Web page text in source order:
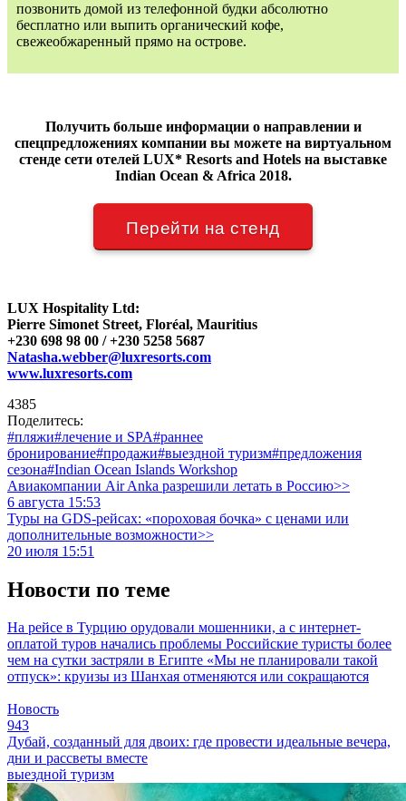
позвонить домой из телефонной будки абсолютно
бесплатно или выпить органический кофе,
свежеобжаренный прямо на острове.
Получить больше информации о направлении и
спецпредложениях компании вы можете на виртуальном
стенде сети отелей LUX* Resorts and Hotels на выставке
Indian Ocean & Africa 2018.
Перейти на стенд
LUX Hospitality Ltd:
Pierre Simonet Street, Floréal, Mauritius
+230 698 98 00 / +230 5258 5687
Natasha.webber@luxresorts.com
www.luxresorts.com
4385
Поделитесь:
#пляжи#лечение и SPA#раннее
бронирование#продажи#выездной туризм#предложения
сезона#Indian Ocean Islands Workshop
Авиакомпании Air Anka разрешили летать в Россию>>
6 августа 15:53
Туры на GDS-рейсах: «пороховая бочка» с ценами или
дополнительные возможности>>
20 июля 15:51
Новости по теме
На рейсе в Турцию орудовали мошенники, а с интернет-
оплатой туров начались проблемы Российские туристы более
чем на сутки застряли в Египте «Мы не планировали такой
отпуск»: круизы из Шанхая отменяются или сокращаются
Новость
943
Дубай, созданный для двоих: где провести идеальные вечера,
дни и рассветы вместе
выездной туризм